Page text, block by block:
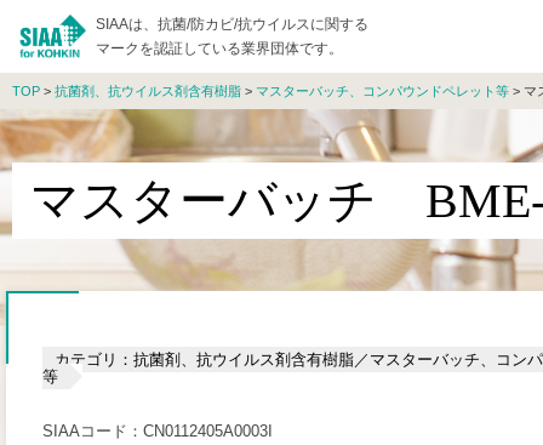
SIAAは、抗菌/防カビ/抗ウイルスに関する
マークを認証している業界団体です。
TOP > 抗菌剤、抗ウイルス剤含有樹脂 > マスターバッチ、コンパウンドペレット等 > マ
マスターバッチ BME-
カテゴリ：抗菌剤、抗ウイルス剤含有樹脂／マスターバッチ、コン
等
SIAAコード：CN0112405A0003I